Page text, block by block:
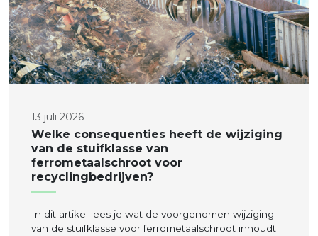
13 juli 2026
Welke consequenties heeft de wijziging
van de stuifklasse van
ferrometaalschroot voor
recyclingbedrijven?
In dit artikel lees je wat de voorgenomen wijziging
van de stuifklasse voor ferrometaalschroot inhoudt